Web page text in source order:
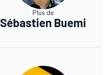
Plus de
Sébastien Buemi